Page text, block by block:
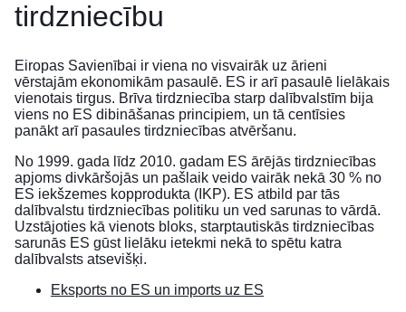
tirdzniecību
Eiropas Savienībai ir viena no visvairāk uz ārieni
vērstajām ekonomikām pasaulē. ES ir arī pasaulē lielākais
vienotais tirgus. Brīva tirdzniecība starp dalībvalstīm bija
viens no ES dibināšanas principiem, un tā centīsies
panākt arī pasaules tirdzniecības atvēršanu.
No 1999. gada līdz 2010. gadam ES ārējās tirdzniecības
apjoms divkāršojās un pašlaik veido vairāk nekā 30 % no
ES iekšzemes kopprodukta (IKP). ES atbild par tās
dalībvalstu tirdzniecības politiku un ved sarunas to vārdā.
Uzstājoties kā vienots bloks, starptautiskās tirdzniecības
sarunās ES gūst lielāku ietekmi nekā to spētu katra
dalībvalsts atsevišķi.
Eksports no ES un imports uz ES